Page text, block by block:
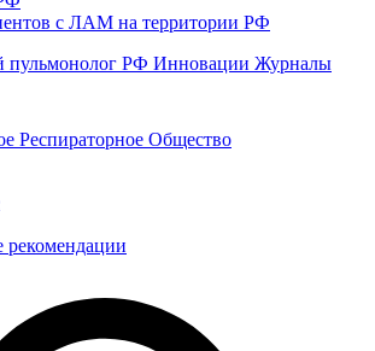
с ЛАМ на территории РФ
пульмонолог РФ Инновации Журналы
Респираторное Общество
рекомендации